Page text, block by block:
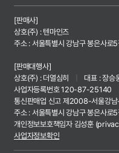
[판매사]
상호(주) : 텐마인즈
주소 : 서울특별시 강남구 봉은사로
[판매대행사]
상호(주) : 더열심히
대표 : 장승
사업자등록번호 120-87-25140
통신판매업 신고 제2008-서울강
주소 : 서울특별시 강남구 봉은사로
개인정보보호책임자 김성훈 (
사업자정보확인